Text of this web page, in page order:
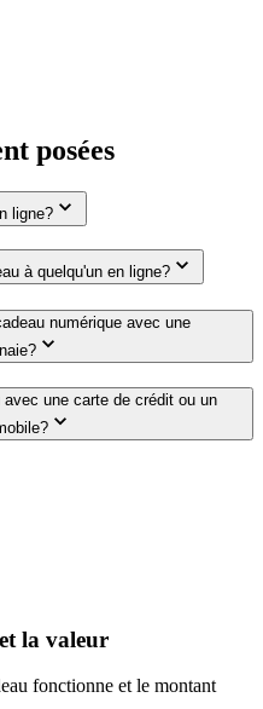
posées
ligne?
à quelqu'un en ligne?
numérique avec une
une carte de crédit ou un
la valeur
fonctionne et le montant